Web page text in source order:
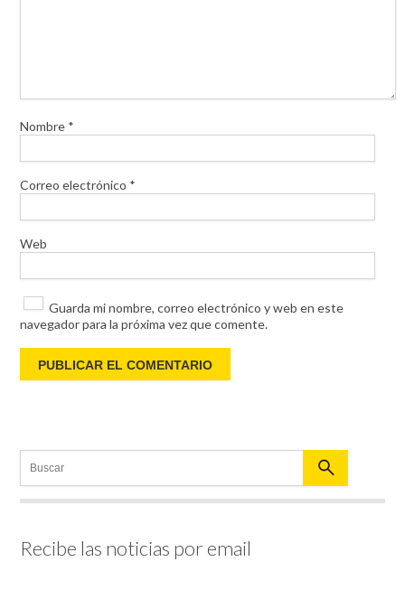
Nombre *
Correo electrónico *
Web
Guarda mi nombre, correo electrónico y web en este
navegador para la próxima vez que comente.
Recibe las noticias por email